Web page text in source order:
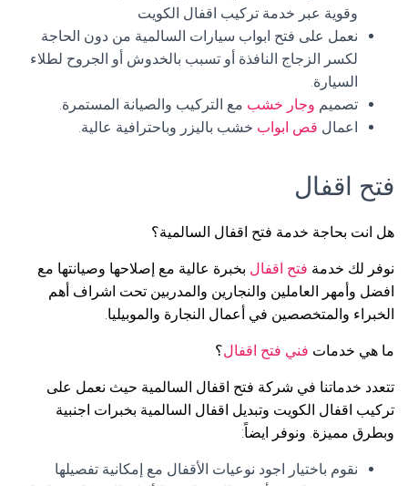
وقوية عبر خدمة تركيب اقفال الكويت
نعمل على فتح ابواب سيارات السالمية من دون الحاجة
لكسر الزجاج النافذة أو تسبب بالخدوش أو الجروح لطلاء
السيارة.
تصميم وجار خشب مع التركيب والصيانة المستمرة.
اعمال قص ابواب خشب باليزر وباحترافية عالية.
فتح اقفال
هل انت بحاجة خدمة فتح اقفال السالمية؟
نوفر لك خدمة فتح اقفال بخبرة عالية مع إصلاحها وصيانتها مع
افضل وأمهر العاملين والنجارين والمدربين تحت اشراف أهم
الخبراء والمتخصصين في أعمال النجارة والموبيليا.
ما هي خدمات فني فتح اقفال؟
تتعدد خدماتنا في شركة فتح اقفال السالمية حيث نعمل على
تركيب اقفال الكويت وتبديل اقفال السالمية بخبرات اجنبية
وبطرق مميزة. ونوفر ايضاً:
نقوم باختيار اجود نوعيات الأقفال مع إمكانية تفصيلها